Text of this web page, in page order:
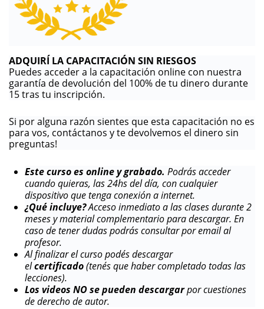
ADQUIRÍ LA CAPACITACIÓN SIN RIESGOS
Puedes acceder a la capacitación online con nuestra
garantía de devolución del 100% de tu dinero durante
15 tras tu inscripción.
Si por alguna razón sientes que esta capacitación no es
para vos, contáctanos y te devolvemos el dinero sin
preguntas!
Este curso es online y grabado. Podrás acceder
cuando quieras, las 24hs del día, con cualquier
dispositivo que tenga conexión a internet.
¿Qué incluye?Acceso inmediato a las clases durante 2
meses y material complementario para descargar. En
caso de tener dudas podrás consultar por email al
profesor.
Al finalizar el curso podés descargar
elcertificado(tenés que haber completado todas las
lecciones).
Los videos NO se pueden descargarpor cuestiones
de derecho de autor.